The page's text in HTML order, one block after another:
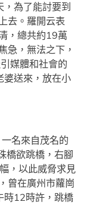
為了能討要到
去。羅開云表
，總共約19萬
急，無法之下，
媒體和社會的
婆送來，放在小
名來自茂名的
橋欲跳橋，右腳
，以此威脅求見
曾在廣州市蘿崗
時12時許，跳橋